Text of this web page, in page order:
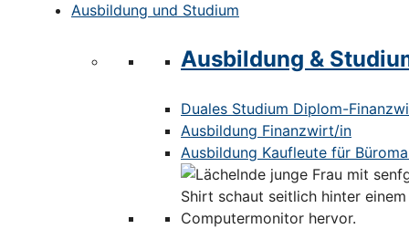
Ausbildung und Studium
Ausbildung &
Duales Studium Diplom-
Ausbildung Finanzwirt/in
Ausbildung Kaufleute für